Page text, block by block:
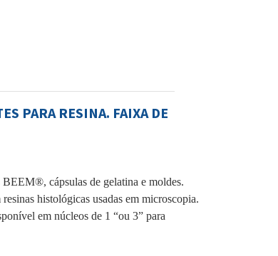
PARA RESINA. FAIXA DE
BEEM®, cápsulas de gelatina e moldes.
histológicas usadas em microscopia.
em núcleos de 1 “ou 3” para